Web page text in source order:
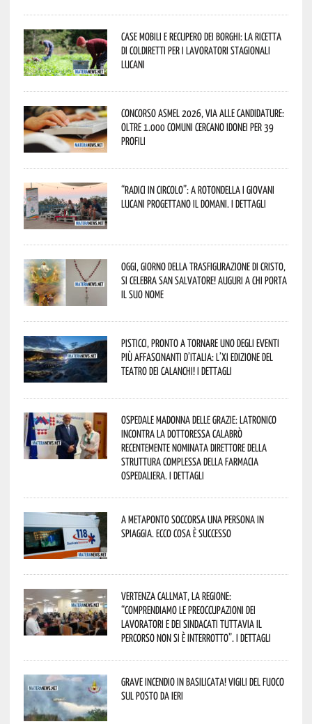
Case mobili e recupero dei borghi: la ricetta
di Coldiretti per i lavoratori stagionali
lucani
Concorso Asmel 2026, via alle candidature:
oltre 1.000 Comuni cercano idonei per 39
profili
“Radici in Circolo”: a Rotondella i giovani
lucani progettano il domani. I dettagli
Oggi, giorno della Trasfigurazione di Cristo,
si celebra San Salvatore! Auguri a chi porta
il suo nome
Pisticci, pronto a tornare uno degli eventi
più affascinanti d’Italia: l’XI edizione del
Teatro dei Calanchi! I dettagli
Ospedale Madonna delle Grazie: Latronico
incontra la dottoressa Calabrò
recentemente nominata Direttore della
Struttura Complessa della Farmacia
Ospedaliera. I dettagli
A Metaponto soccorsa una persona in
spiaggia. Ecco cosa è successo
Vertenza CallMat, la Regione:
“comprendiamo le preoccupazioni dei
lavoratori e dei sindacati tuttavia il
percorso non si è interrotto”. I dettagli
Grave incendio in Basilicata! Vigili del fuoco
sul posto da ieri